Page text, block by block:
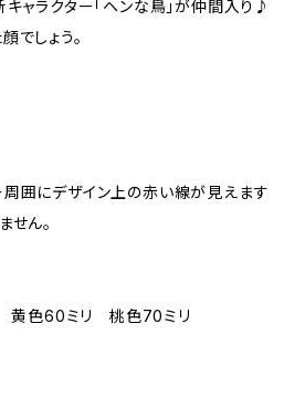
キャラクター「ヘンな鳥」が仲間入り♪
でしょう。
囲にデザイン上の赤い線が見えます
せん。
黄色60ミリ 桃色70ミリ